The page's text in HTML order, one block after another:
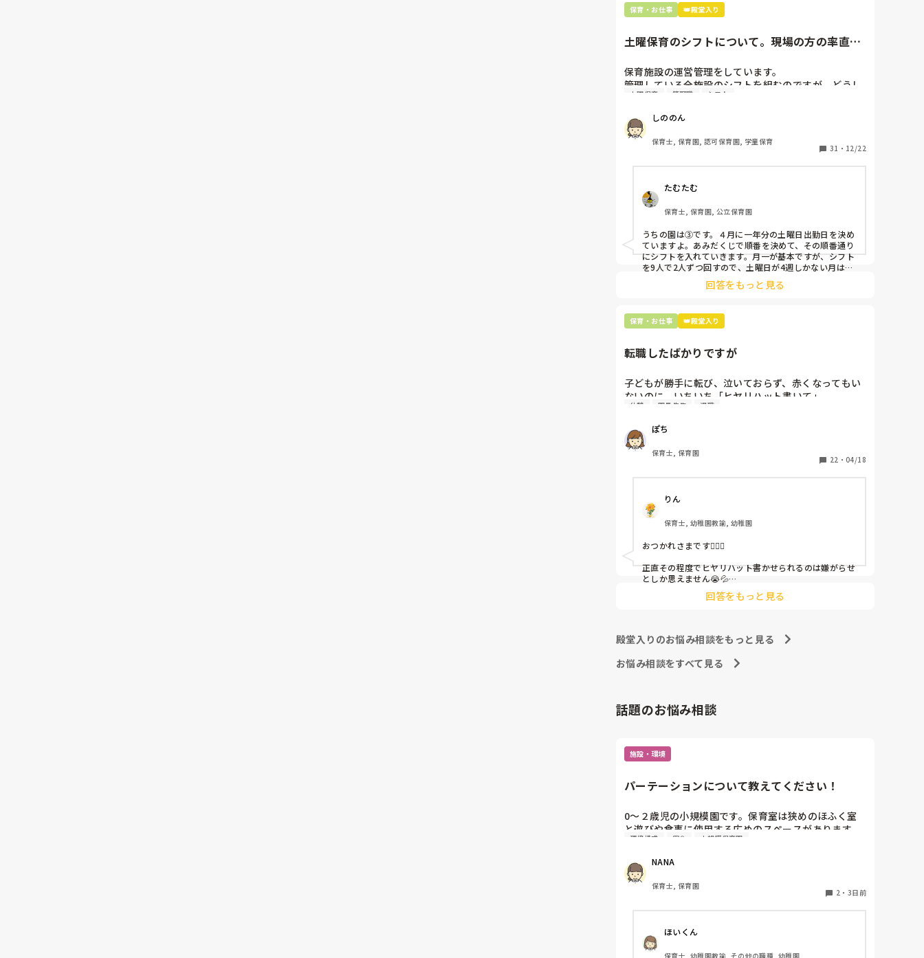
正直苦しい。
辞めることは逃げ、と、過去辞めた人も何年も言われ
続けています
保育・お仕事 👑殿堂入り
土曜保育のシフトについて。現場の方の率直な
保育施設の運営管理をしています。
管理している全施設のシフトを組むのですが、どうし
ても土曜保育だけは入れる方が少なく、いつも苦労し
応募の段階では皆、月1〜2回の土曜出勤があることに
同意して入職しているはずですが、いざ勤務が始まる
と一日も土曜出勤が出来ない方ばかりです。
①土曜日の希望休は2日まで、と制限をかける
②毎月、必ず土曜保育に入ることのできる日を1日だ
けピックアップしてもらう
③仮シフトが出た時、土曜出勤が難しければ自身で代
わりの人を交渉して見つけてもらう
上記のいずれかの対策を取り入れることを考えていま
土曜保育 管理職 シフト
しののん
保育士, 保育園, 認可保育園, 学童保育
31 ・ 12/22
たむたむ
保育士, 保育園, 公立保育園
うちの園は③です。４月に一年分の土曜日出勤日を決め
ていますよ。あみだくじで順番を決めて、その順番通り
にシフトを入れていきます。月一が基本ですが、シフト
を9人で2人ずつ回すので、土曜日が4週しかない月は無
しの時もありますよ。その土曜日が出られない人は、同
じシフト時間の人と自分で交代して貰い、主任に報告し
回答をもっと見る
保育・お仕事 👑殿堂入り
転職したばかりですが
子どもが勝手に転び、泣いておらず、赤くなってもい
ないのに、いちいち「ヒヤリハット書いて」
と書かされ
休憩時間に書くしかなく、辛いです
（そう言う本人は書かない）
しかも、上司に↑この内容でも
「どうしたらなくせるか」
呼ばれて一緒に対策を考えさせられること多数
これだけで30〜40分拘束されて辛いです
皆さんの園はどうですか?
休憩 園長先生 退職
ぽち
保育士, 保育園
22 ・ 04/18
りん
保育士, 幼稚園教諭, 幼稚園
おつかれさまです🙇🏻‍♀️
正直その程度でヒヤリハット書かせられるのは嫌がらせ
としか思えません😭💦
他の先生方も同様のことをされているのでしょうか？
回答をもっと見る
殿堂入りのお悩み相談をもっと見る
お悩み相談をすべて見る
話題のお悩み相談
施設・環境
パーテーションについて教えてください！
0〜２歳児の小規模園です。保育室は狭めのほふく室
と遊びや食事に使用する広めのスペースがあります。
広すぎると走り回ったりして落ち着かないので、活動
テーションがウレタンのような素材で軽いので、ちょ
っと体が当たると倒れたり、つかまり立ちが不安定な
子にとっては共倒れになったりで危険です。かと言っ
て固定してしまうと活動によって柔軟に移動すること
しっかりした重いものを置いていましたが、移動が大
変で使い勝手が悪く、子どもがぶつかって倒れた時に
環境構成 安全 小規模保育園
NANA
保育士, 保育園
2 ・ 3日前
ほいくん
保育士, 幼稚園教諭, その他の職種, 幼稚園